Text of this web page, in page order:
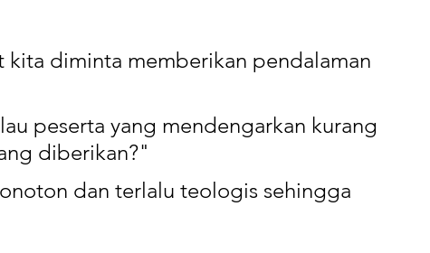
kita diminta memberikan pendalaman
peserta yang mendengarkan kurang
diberikan?"
dan terlalu teologis sehingga